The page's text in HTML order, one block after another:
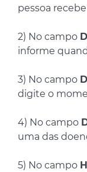
pessoa recebe
2) No campo
informe
3) No campo
digite o
4) No campo
uma das
5) No campo